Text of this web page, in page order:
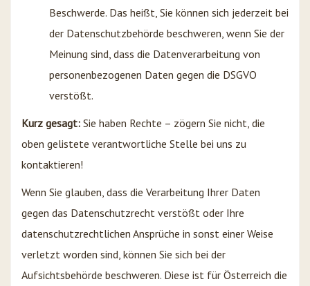
Beschwerde. Das heißt, Sie können sich jederzeit bei
der Datenschutzbehörde beschweren, wenn Sie der
Meinung sind, dass die Datenverarbeitung von
personenbezogenen Daten gegen die DSGVO
verstößt.
Kurz gesagt: Sie haben Rechte – zögern Sie nicht, die
oben gelistete verantwortliche Stelle bei uns zu
kontaktieren!
Wenn Sie glauben, dass die Verarbeitung Ihrer Daten
gegen das Datenschutzrecht verstößt oder Ihre
datenschutzrechtlichen Ansprüche in sonst einer Weise
verletzt worden sind, können Sie sich bei der
Aufsichtsbehörde beschweren. Diese ist für Österreich die